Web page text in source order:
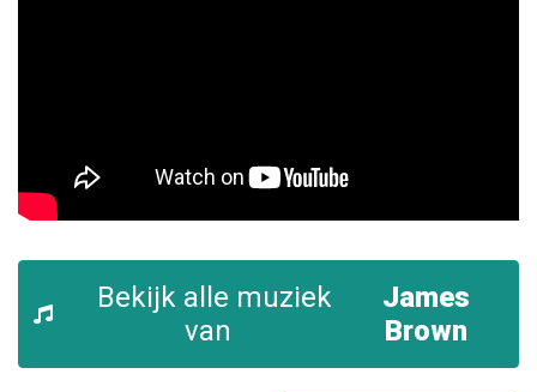
Bekijk alle muziek
van
James
Brown